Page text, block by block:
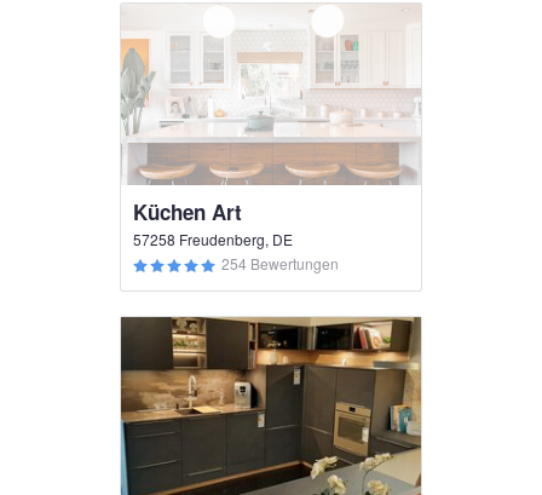
Küchen Art
57258 Freudenberg, DE
254 Bewertungen